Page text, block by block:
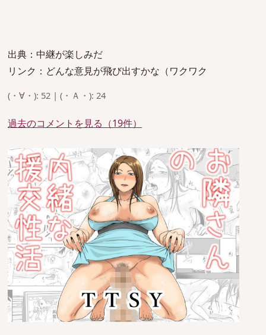
出典：中継が楽しみだ
リンク：どんな意見が飛び出すかな（ワクワク
(・∀・): 52 | (・Ａ・): 24
過去のコメントを見る（19件）